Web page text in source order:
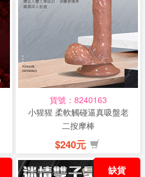
貨號：8240163
小猩猩 柔軟觸碰逼真吸盤老
二按摩棒
$240元
缺貨